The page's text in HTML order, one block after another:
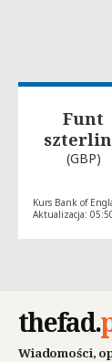
Funt
(GBP)
Kurs Bank of
Aktualizacja:
thefad.
Wiadomości,